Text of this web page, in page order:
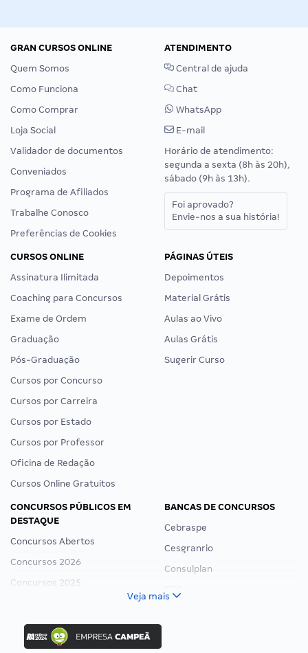
GRAN CURSOS ONLINE
Quem Somos
Como Funciona
Como Comprar
Loja Social
Validador de documentos
Conveniados
Programa de Afiliados
Trabalhe Conosco
Preferências de Cookies
ATENDIMENTO
Central de ajuda
Chat
WhatsApp
E-mail
Horário de atendimento:
segunda a sexta (8h às 20h),
sábado (9h às 13h).
Foi aprovado?
Envie-nos a sua história!
CURSOS ONLINE
Assinatura Ilimitada
Coaching para Concursos
Exame de Ordem
Graduação
Pós-Graduação
Cursos por Concurso
Cursos por Carreira
Cursos por Estado
Cursos por Professor
Oficina de Redação
Cursos Online Gratuitos
PÁGINAS ÚTEIS
Depoimentos
Material Grátis
Aulas ao Vivo
Aulas Grátis
Sugerir Curso
CONCURSOS PÚBLICOS EM
DESTAQUE
Concursos Abertos
Concursos 2026
Concursos 2025
Concurso Nacional Unificado
Concurso Ibama
Concurso MPU
BANCAS DE CONCURSOS
Cebraspe
Cesgranrio
Consulplan
Veja mais